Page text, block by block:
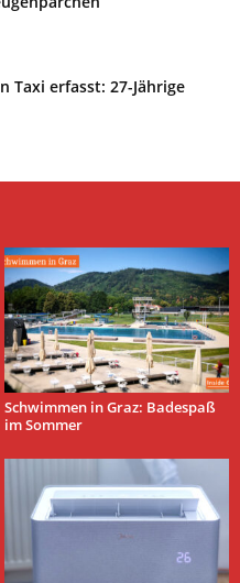
Taxi erfasst: 27-Jährige
Schwimmen in Graz: Badespaß
im Sommer